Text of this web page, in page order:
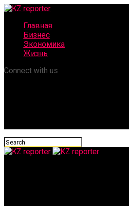
Главная
Бизнес
Экономика
Жизнь
Connect with us